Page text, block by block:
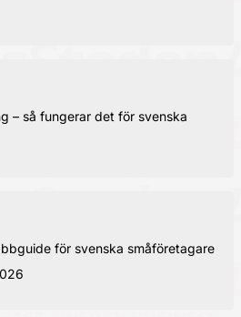
– så fungerar det för svenska
för svenska småföretagare